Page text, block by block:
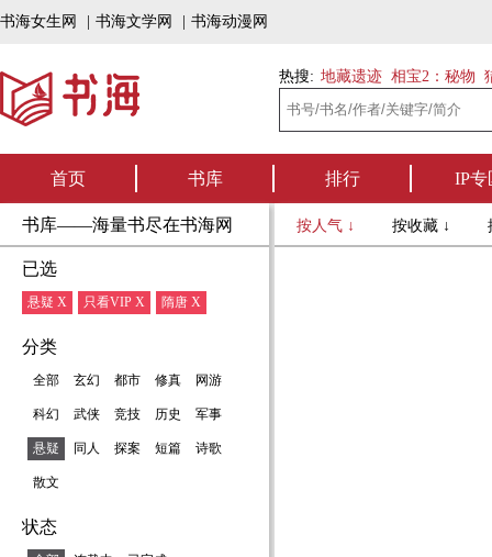
书海女生网 书海文学网 书海动漫网
热搜: 地藏遗迹 相宝2：秘物
首页 书库 排行 IP专
书库——海量书尽在书海网
已选
悬疑 X 只看VIP X 隋唐 X
分类
全部 玄幻 都市 修真 网游
科幻 武侠 竞技 历史 军事
悬疑 同人 探案 短篇 诗歌
散文
状态
按人气 ↓ 按收藏 ↓